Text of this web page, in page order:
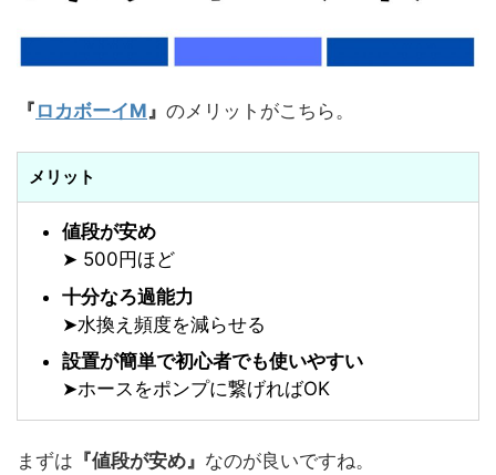
『 ロカボーイM 』 のメリットがこちら。
メリット
値段が安め
➤ 500円ほど
十分なろ過能力
➤水換え頻度を減らせる
設置が簡単で初心者でも使いやすい
➤ホースをポンプに繋げればOK
まずは 『値段が安め』 なのが良いですね。